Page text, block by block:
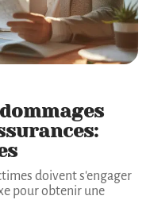
doivent s'engager
pour obtenir une